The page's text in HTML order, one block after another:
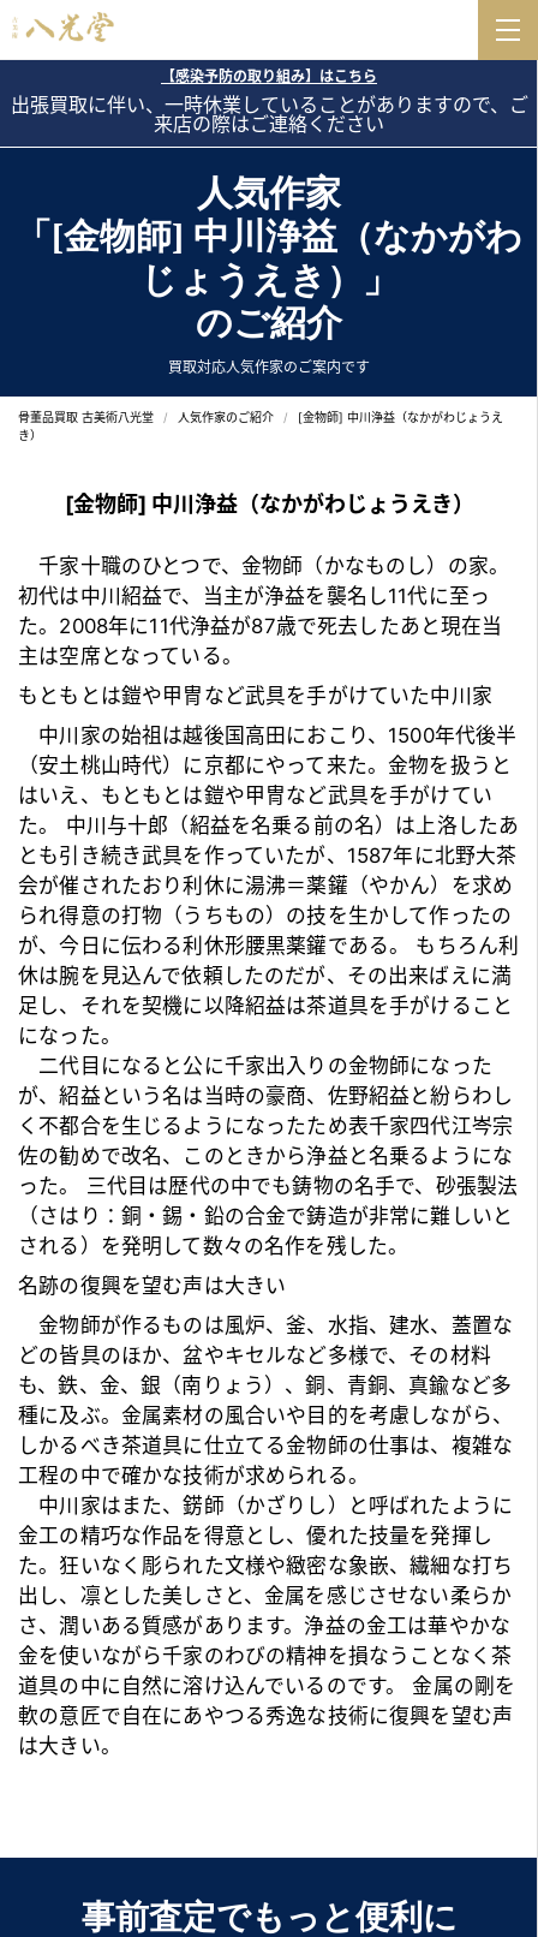
【感染予防の取り組み】はこちら
出張買取に伴い、一時休業していることがありますので、ご
来店の際はご連絡ください
人気作家
「[金物師] 中川浄益（なかがわ
じょうえき）」
のご紹介
買取対応人気作家のご案内です
骨董品買取 古美術八光堂 人気作家のご紹介
[金物師] 中川浄益（なかがわじょうえ
き）
[金物師] 中川浄益（なかがわじょうえき）
千家十職のひとつで、金物師（かなものし）の家。
初代は中川紹益で、当主が浄益を襲名し11代に至っ
た。2008年に11代浄益が87歳で死去したあと現在当
主は空席となっている。
もともとは鎧や甲冑など武具を手がけていた中川家
中川家の始祖は越後国高田におこり、1500年代後半
（安土桃山時代）に京都にやって来た。金物を扱うと
はいえ、もともとは鎧や甲冑など武具を手がけてい
た。 中川与十郎（紹益を名乗る前の名）は上洛したあ
とも引き続き武具を作っていたが、1587年に北野大茶
会が催されたおり利休に湯沸＝薬鑵（やかん）を求め
られ得意の打物（うちもの）の技を生かして作ったの
が、今日に伝わる利休形腰黒薬鑵である。 もちろん利
休は腕を見込んで依頼したのだが、その出来ばえに満
足し、それを契機に以降紹益は茶道具を手がけること
になった。
二代目になると公に千家出入りの金物師になった
が、紹益という名は当時の豪商、佐野紹益と紛らわし
く不都合を生じるようになったため表千家四代江岑宗
佐の勧めで改名、このときから浄益と名乗るようにな
った。 三代目は歴代の中でも鋳物の名手で、砂張製法
（さはり：銅・錫・鉛の合金で鋳造が非常に難しいと
される）を発明して数々の名作を残した。
名跡の復興を望む声は大きい
金物師が作るものは風炉、釜、水指、建水、蓋置な
どの皆具のほか、盆やキセルなど多様で、その材料
も、鉄、金、銀（南りょう）、銅、青銅、真鍮など多
種に及ぶ。金属素材の風合いや目的を考慮しながら、
しかるべき茶道具に仕立てる金物師の仕事は、複雑な
工程の中で確かな技術が求められる。
中川家はまた、錺師（かざりし）と呼ばれたように
金工の精巧な作品を得意とし、優れた技量を発揮し
た。狂いなく彫られた文様や緻密な象嵌、繊細な打ち
出し、凛とした美しさと、金属を感じさせない柔らか
さ、潤いある質感があります。浄益の金工は華やかな
金を使いながら千家のわびの精神を損なうことなく 茶
道具の中に自然に溶け込んでいるのです。 金属の剛を
軟の意匠で自在にあやつる秀逸な技術に復興を望む声
は大きい。
事前査定でもっと便利に